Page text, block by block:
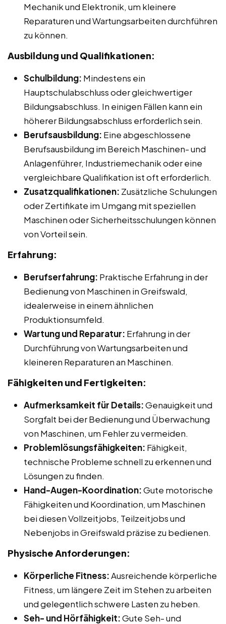
Mechanik und Elektronik, um kleinere
Reparaturen und Wartungsarbeiten durchführen
zu können.
Ausbildung und Qualifikationen:
Schulbildung: Mindestens ein
Hauptschulabschluss oder gleichwertiger
Bildungsabschluss. In einigen Fällen kann ein
höherer Bildungsabschluss erforderlich sein.
Berufsausbildung: Eine abgeschlossene
Berufsausbildung im Bereich Maschinen- und
Anlagenführer, Industriemechanik oder eine
vergleichbare Qualifikation ist oft erforderlich.
Zusatzqualifikationen: Zusätzliche Schulungen
oder Zertifikate im Umgang mit speziellen
Maschinen oder Sicherheitsschulungen können
von Vorteil sein.
Erfahrung:
Berufserfahrung: Praktische Erfahrung in der
Bedienung von Maschinen in Greifswald,
idealerweise in einem ähnlichen
Produktionsumfeld.
Wartung und Reparatur: Erfahrung in der
Durchführung von Wartungsarbeiten und
kleineren Reparaturen an Maschinen.
Fähigkeiten und Fertigkeiten:
Aufmerksamkeit für Details:Genauigkeit und
Sorgfalt bei der Bedienung und Überwachung
von Maschinen, um Fehler zu vermeiden.
Problemlösungsfähigkeiten: Fähigkeit,
technische Probleme schnell zu erkennen und
Lösungen zu finden.
Hand-Augen-Koordination:Gute motorische
Fähigkeiten und Koordination, um Maschinen
bei diesen Vollzeitjobs, Teilzeitjobs und
Nebenjobs in Greifswald präzise zu bedienen.
Physische Anforderungen:
Körperliche Fitness:Ausreichende körperliche
Fitness, um längere Zeit im Stehen zu arbeiten
und gelegentlich schwere Lasten zu heben.
Seh- und Hörfähigkeit:Gute Seh- und